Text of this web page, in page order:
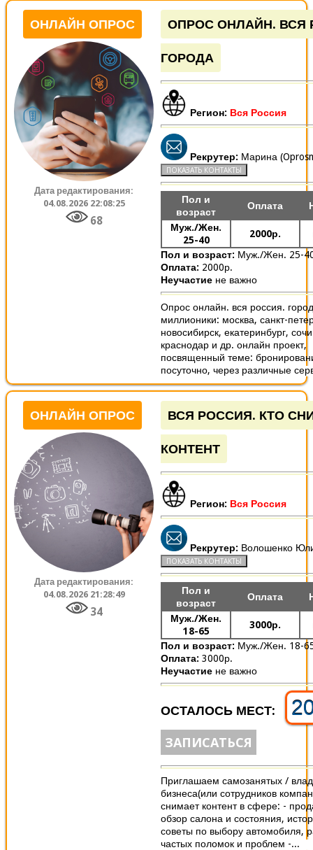
ОНЛАЙН ОПРОС
Дата редактирования:
04.08.2026 22:08:25
68
ОПРОС ОНЛАЙН. ВСЯ
ГОРОДА
Регион: Вся Россия
Рекрутер: Марина
Пол и
возраст
Оплата
Муж./Жен.
25-40
2000р.
Пол и возраст: Муж./Жен. 25-
Оплата: 2000р.
Неучастие не важно
Опрос онлайн. вся россия.
миллионики: москва, санкт-
новосибирск, екатеринбург,
краснодар и др. онлайн проект,
посвященный теме:
посуточно, через различные
ОНЛАЙН ОПРОС
Дата редактирования:
04.08.2026 21:28:49
34
ВСЯ РОССИЯ. КТО
КОНТЕНТ
Регион: Вся Россия
Рекрутер: Волошенко
Пол и
возраст
Оплата
Муж./Жен.
18-65
3000р.
Пол и возраст: Муж./Жен. 18-
Оплата: 3000р.
Неучастие не важно
ОСТАЛОСЬ МЕСТ:
ЗАПИСАТЬСЯ
Приглашаем самозанятых /
бизнеса(или сотрудников
снимает контент в сфере: -
обзор салона и состояния,
советы по выбору автомобиля,
частых поломок и проблем -...